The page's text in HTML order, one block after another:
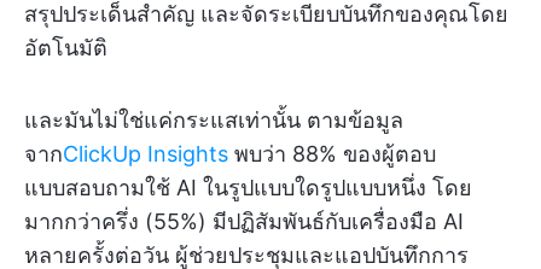
สรุปประเด็นสำคัญ และจัดระเบียบบันทึกของคุณโดย
อัตโนมัติ
และมันไม่ใช่แค่กระแสเท่านั้น ตามข้อมูล
จากClickUp Insights พบว่า 88% ของผู้ตอบ
แบบสอบถามใช้ AI ในรูปแบบใดรูปแบบหนึ่ง โดย
มากกว่าครึ่ง (55%) มีปฏิสัมพันธ์กับเครื่องมือ AI
หลายครั้งต่อวัน ผู้ช่วยประชุมและแอปบันทึกการ